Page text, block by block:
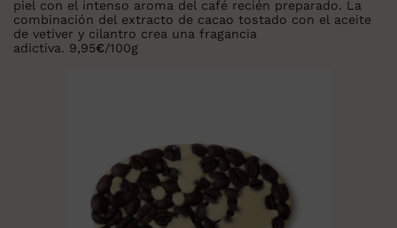
piel con el intenso aroma del café recién preparado. La
combinación del extracto de cacao tostado con el aceite
de vetiver y cilantro crea una fragancia
adictiva. 9,95€/100g